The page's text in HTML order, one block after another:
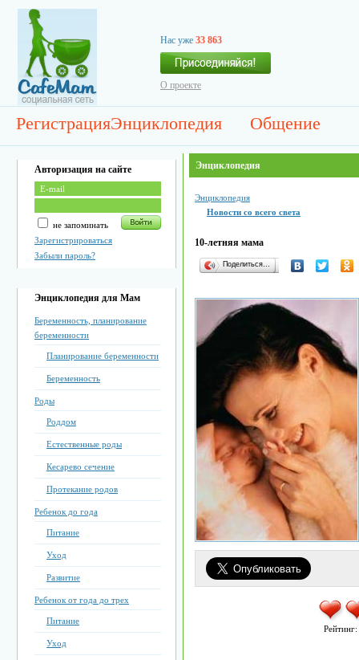
Нас уже 33 863
О проекте
РегистрацияЭнциклопедия Общение
Авторизация на сайте
не запоминать
Зарегистрироваться
Забыли пароль?
Энциклопедия для Мам
Беременность, планирование
беременности
Планирование беременности
Беременность
Роды
Роддом
Естественные роды
Кесарево сечение
Протекание родов
Ребенок до года
Питание
Уход
Развитие
Ребенок от года до трех
Питание
Уход
Энциклопедия
Энциклопедия
Новости со всего света
10-летняя мама
Поделиться…